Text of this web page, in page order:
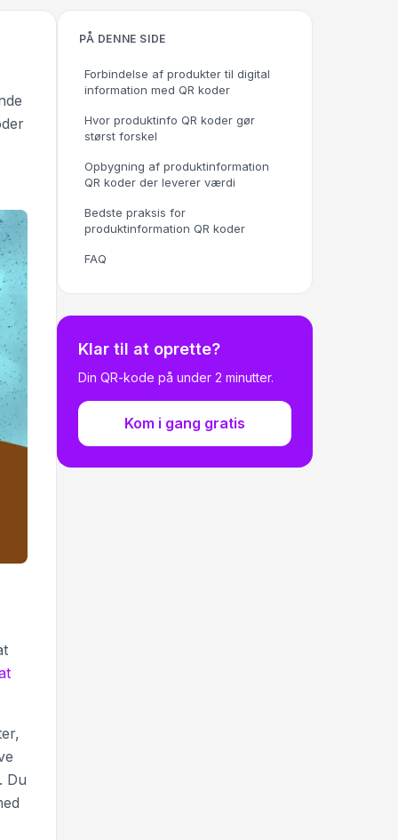
Du
PÅ DENNE SIDE
Forbindelse af produkter til digital
information med QR koder
Hvor produktinfo QR koder gør
størst forskel
Opbygning af produktinformation
QR koder der leverer værdi
Bedste praksis for
produktinformation QR koder
FAQ
Klar til at oprette?
Din QR-kode på under 2 minutter.
Kom i gang gratis